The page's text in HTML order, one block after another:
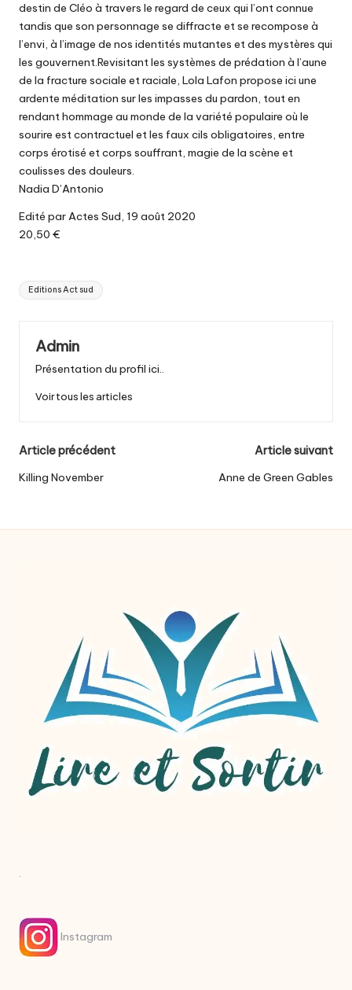
destin de Cléo à travers le regard de ceux qui l’ont connue
tandis que son personnage se diffracte et se recompose à
l’envi, à l’image de nos identités mutantes et des mystères qui
les gouvernent.Revisitant les systèmes de prédation à l’aune
de la fracture sociale et raciale, Lola Lafon propose ici une
ardente méditation sur les impasses du pardon, tout en
rendant hommage au monde de la variété populaire où le
sourire est contractuel et les faux cils obligatoires, entre
corps érotisé et corps souffrant, magie de la scène et
coulisses des douleurs.
Nadia D’Antonio
Edité par Actes Sud, 19 août 2020
20,50 €
Tags:
Editions Act sud
Admin
Présentation du profil ici..
Voir tous les articles
Post
navigation
Article précédent
Killing November
Article suivant
Anne de Green Gables
.
Instagram